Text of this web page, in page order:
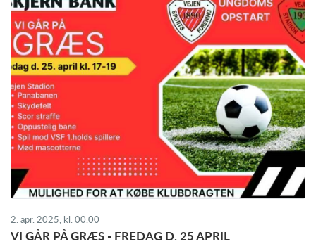
2. apr. 2025, kl. 00.00
VI GÅR PÅ GRÆS - FREDAG D. 25 APRIL